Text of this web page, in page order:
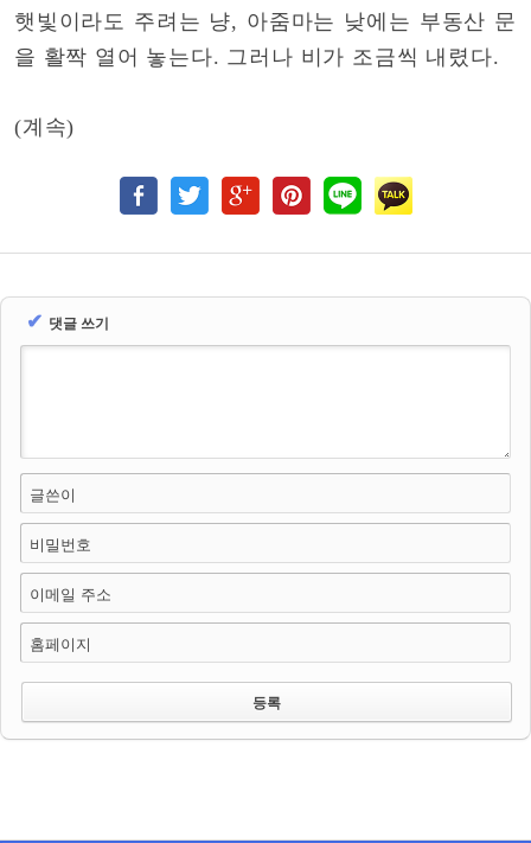
햇빛이라도 주려는 냥, 아줌마는 낮에는 부동산 문
을 활짝 열어 놓는다. 그러나 비가 조금씩 내렸다.
(계속)
✔ 댓글 쓰기
글쓴이
비밀번호
이메일 주소
홈페이지